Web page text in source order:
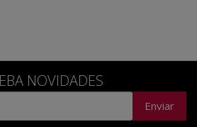
NOVIDADES
Enviar